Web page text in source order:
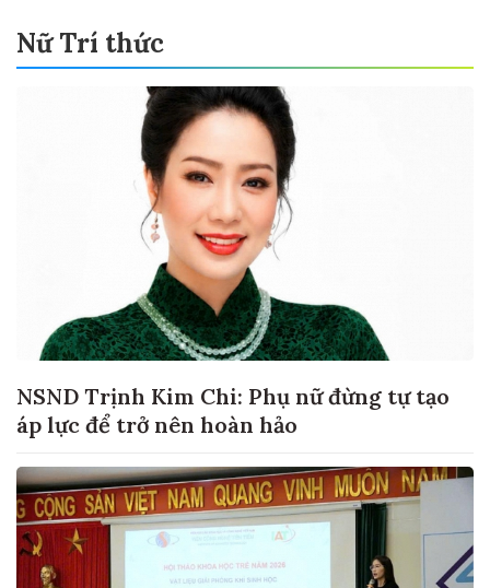
Nữ Trí thức
NSND Trịnh Kim Chi: Phụ nữ đừng tự tạo
áp lực để trở nên hoàn hảo